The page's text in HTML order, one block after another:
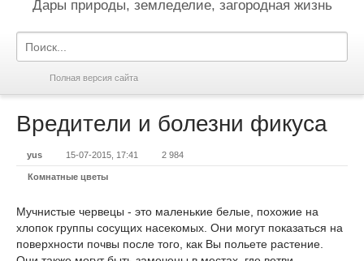
Дары природы, земледелие, загородная жизнь
Полная версия сайта
Вредители и болезни фикуса
yus 15-07-2015, 17:41 2 984
Комнатные цветы
Мучнистые червецы - это маленькие белые, похожие на
хлопок группы сосущих насекомых. Они могут показаться на
поверхности почвы после того, как Вы польете растение.